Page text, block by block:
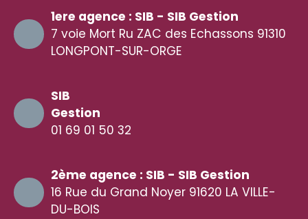
1ere agence : SIB - SIB Gestion
7 voie Mort Ru ZAC des Echassons 91310
LONGPONT-SUR-ORGE
SIB
Gestion
01 69 01 50 32
2ème agence : SIB - SIB Gestion
16 Rue du Grand Noyer 91620 LA VILLE-
DU-BOIS